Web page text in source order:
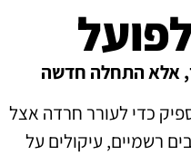
אלא התחלה חדשה
כדי לעורר חרדה אצל
רשמיים, עיקולים על